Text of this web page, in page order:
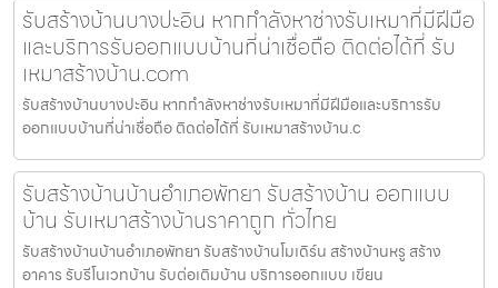
รับสร้างบ้านบางปะอิน หากกำลังหาช่างรับเหมาที่มีฝีมือ
และบริการรับออกแบบบ้านที่น่าเชื่อถือ ติดต่อได้ที่ รับ
เหมาสร้างบ้าน.com
รับสร้างบ้านบางปะอิน หากกำลังหาช่างรับเหมาที่มีฝีมือและบริการรับ
ออกแบบบ้านที่น่าเชื่อถือ ติดต่อได้ที่ รับเหมาสร้างบ้าน.c
รับสร้างบ้านบ้านอำเภอพัทยา รับสร้างบ้าน ออกแบบ
บ้าน รับเหมาสร้างบ้านราคาถูก ทั่วไทย
รับสร้างบ้านบ้านอำเภอพัทยา รับสร้างบ้านโมเดิร์น สร้างบ้านหรู สร้าง
อาคาร รับรีโนเวทบ้าน รับต่อเติมบ้าน บริการออกแบบ เขียน